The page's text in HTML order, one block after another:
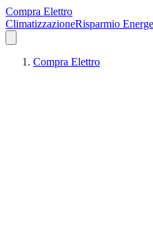
Compra Elettro
ClimatizzazioneRisparmio
Compra Elettro